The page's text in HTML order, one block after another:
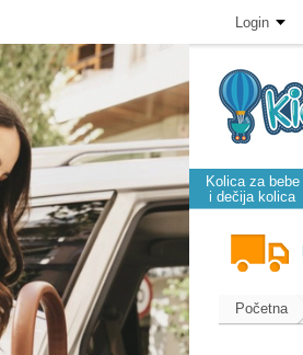
Login
Kolica za bebe
i dečija kolica
Početna